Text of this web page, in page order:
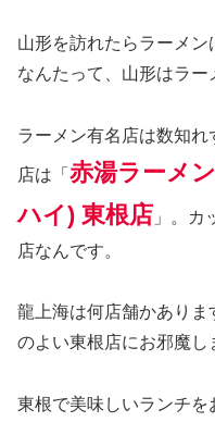
山形を訪れたらラーメン
なんたって、山形はラー
ラーメン有名店は数知
店は「 赤湯ラーメ
ハイ) 東根店 」。カ
店なんです。
龍上海は何店舗かありま
のよい東根店にお邪魔し
東根で美味しいランチを